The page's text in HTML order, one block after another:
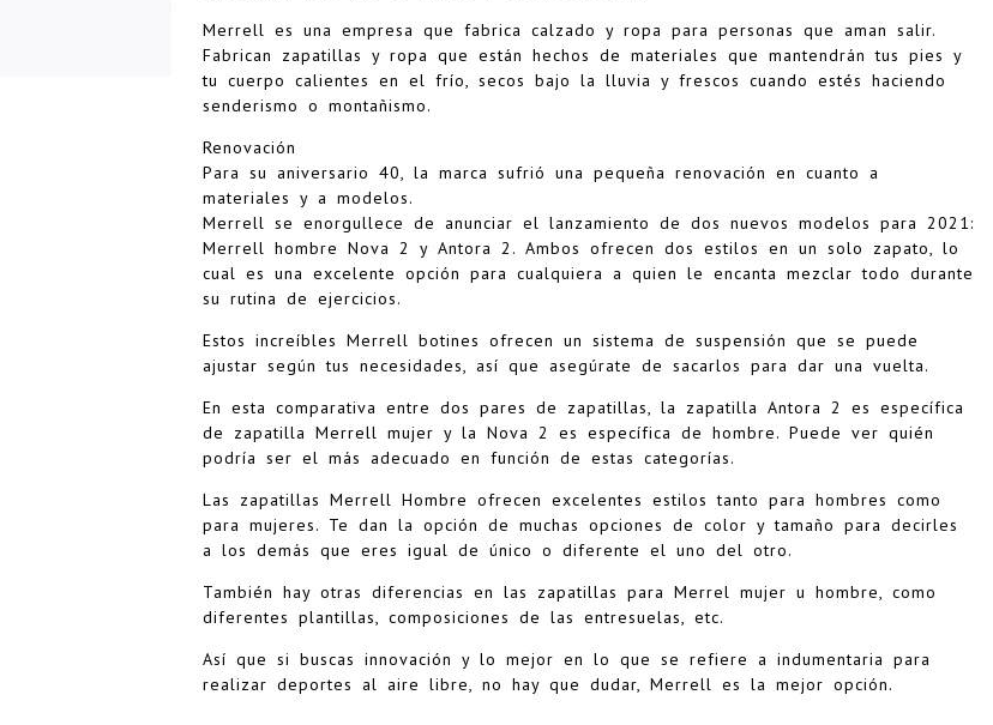
Merrell es una empresa que fabrica calzado y ropa para personas que aman salir.
Fabrican zapatillas y ropa que están hechos de materiales que mantendrán tus pies y
tu cuerpo calientes en el frío, secos bajo la lluvia y frescos cuando estés haciendo
senderismo o montañismo.
Renovación
Para su aniversario 40, la marca sufrió una pequeña renovación en cuanto a
materiales y a modelos.
Merrell se enorgullece de anunciar el lanzamiento de dos nuevos modelos para 2021:
Merrell hombre Nova 2 y Antora 2. Ambos ofrecen dos estilos en un solo zapato, lo
cual es una excelente opción para cualquiera a quien le encanta mezclar todo durante
su rutina de ejercicios.
Estos increíbles Merrell botines ofrecen un sistema de suspensión que se puede
ajustar según tus necesidades, así que asegúrate de sacarlos para dar una vuelta.
En esta comparativa entre dos pares de zapatillas, la zapatilla Antora 2 es específica
de zapatilla Merrell mujer y la Nova 2 es específica de hombre. Puede ver quién
podría ser el más adecuado en función de estas categorías.
Las zapatillas Merrell Hombre ofrecen excelentes estilos tanto para hombres como
para mujeres. Te dan la opción de muchas opciones de color y tamaño para decirles
a los demás que eres igual de único o diferente el uno del otro.
También hay otras diferencias en las zapatillas para Merrel mujer u hombre, como
diferentes plantillas, composiciones de las entresuelas, etc.
Así que si buscas innovación y lo mejor en lo que se refiere a indumentaria para
realizar deportes al aire libre, no hay que dudar, Merrell es la mejor opción.